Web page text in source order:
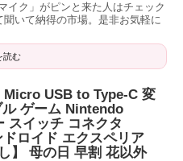
イク」がピンと来た人はチェック
いて納得の市場。是非お気軽に
読む
Micro USB to Type-C 変
ゲーム Nintendo
スイッチ コネクタ
ロイド エクスペリア
】 母の日 早割 花以外